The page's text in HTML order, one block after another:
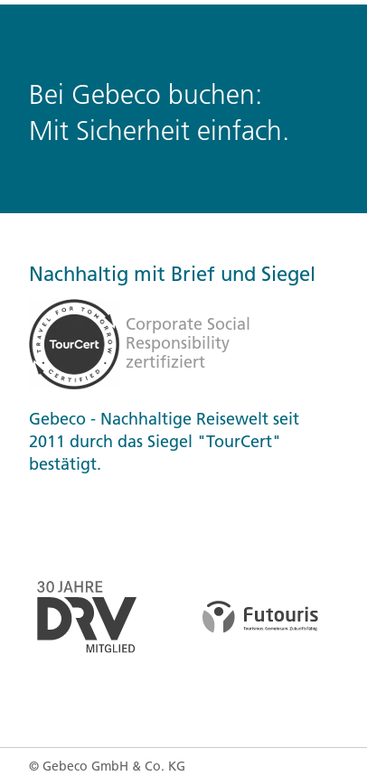
Bei Gebeco buchen:
Mit Sicherheit einfach.
Nachhaltig mit Brief und Siegel
Gebeco - Nachhaltige Reisewelt seit
2011 durch das Siegel "TourCert"
bestätigt.
© Gebeco GmbH & Co. KG